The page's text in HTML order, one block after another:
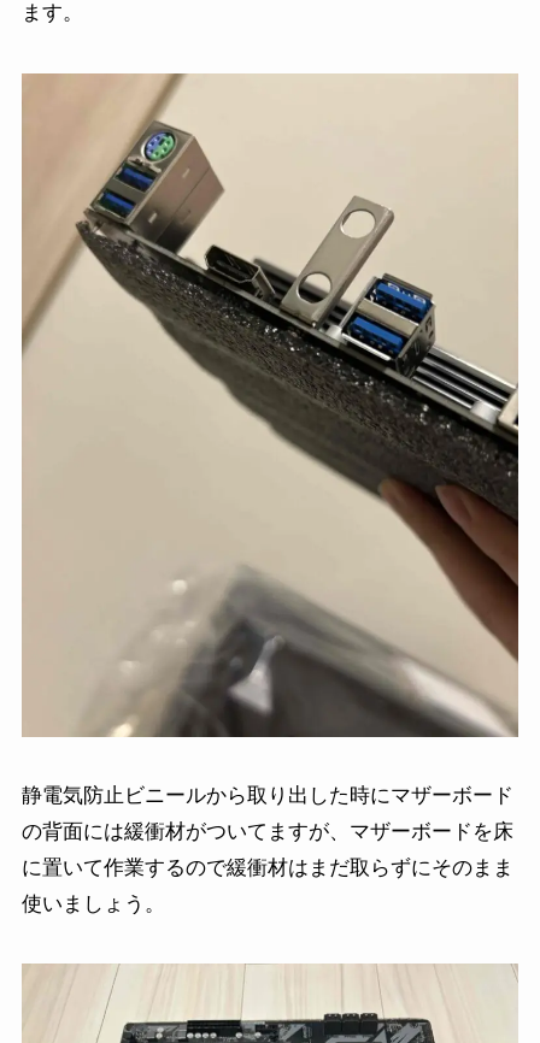
ます。
静電気防止ビニールから取り出した時にマザーボード
の背面には緩衝材がついてますが、マザーボードを床
に置いて作業するので緩衝材はまだ取らずにそのまま
使いましょう。